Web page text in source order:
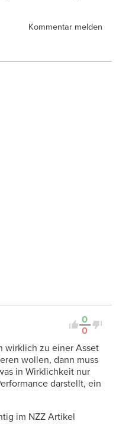
Kommentar melden
0
0
wirklich zu einer Asset
wollen, dann muss
in Wirklichkeit nur
darstellt, ein
im NZZ Artikel